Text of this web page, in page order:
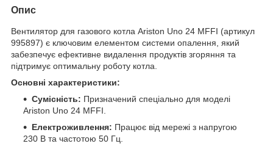
Опис
Вентилятор для газового котла Ariston Uno 24 MFFI (артикул
995897) є ключовим елементом системи опалення, який
забезпечує ефективне видалення продуктів згоряння та
підтримує оптимальну роботу котла.
Основні характеристики:
Сумісність: Призначений спеціально для моделі
Ariston Uno 24 MFFI.
Електроживлення: Працює від мережі з напругою
230 В та частотою 50 Гц.